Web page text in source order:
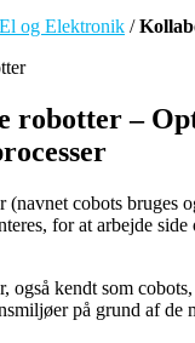
El og Elektronik /
robotter –
cobots bruges
for at arbejde
også kendt som
på grund af de